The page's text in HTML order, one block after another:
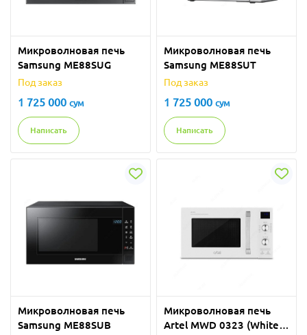
Микроволновая печь
Samsung ME88SUG
Под заказ
1 725 000 сум
Написать
Микроволновая печь
Samsung ME88SUT
Под заказ
1 725 000 сум
Написать
Микроволновая печь
Samsung ME88SUB
Микроволновая печь
Artel MWD 0323 (White)